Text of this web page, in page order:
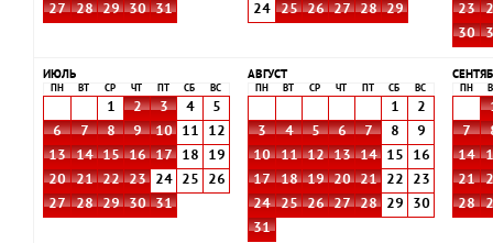
27
28 29 30 31
24
25 26 27 28 29
23
30
ИЮЛЬ
ПН ВТ СР ЧТ СБ ВС
1 2 3 4
5
6
7 8 9 10 11
12
13
14 15 16 17 18
19
20
21 22 23 24 25
26
27
28 29 30 31
АВГУСТ
ПН ВТ СР ЧТ СБ ВС
1
2
3
4 5 6 7 8
9
10
11 12 13 14 15
16
17
18 19 20 21 22
23
24
25 26 27 28 29
30
31
ПН
7
14
21
28